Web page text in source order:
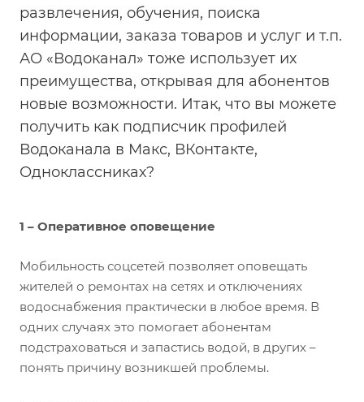
развлечения, обучения, поиска
информации, заказа товаров и услуг и т.п.
АО «Водоканал» тоже использует их
преимущества, открывая для абонентов
новые возможности. Итак, что вы можете
получить как подписчик профилей
Водоканала в Макс, ВКонтакте,
Одноклассниках?
1 – Оперативное оповещение
Мобильность соцсетей позволяет оповещать
жителей о ремонтах на сетях и отключениях
водоснабжения практически в любое время. В
одних случаях это помогает абонентам
подстраховаться и запастись водой, в других –
понять причину возникшей проблемы.